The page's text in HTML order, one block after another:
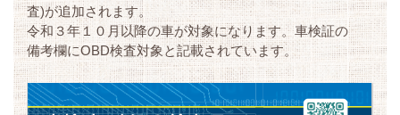
査)が追加されます。
令和３年１０月以降の車が対象になります。車検証の
備考欄にOBD検査対象と記載されています。